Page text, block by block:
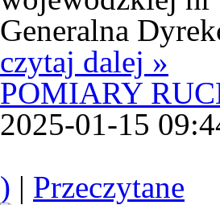
Generalna
czytaj dalej »
POMIARY
2025-01-15
) | Przeczytane